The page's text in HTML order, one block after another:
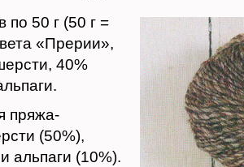
по 50 г (50 г =
«Прерии»,
40%
пряжа-
(50%),
альпаги (10%).